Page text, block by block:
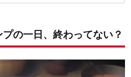
ラーメンスープの素」投入！
の一日、終わってない？